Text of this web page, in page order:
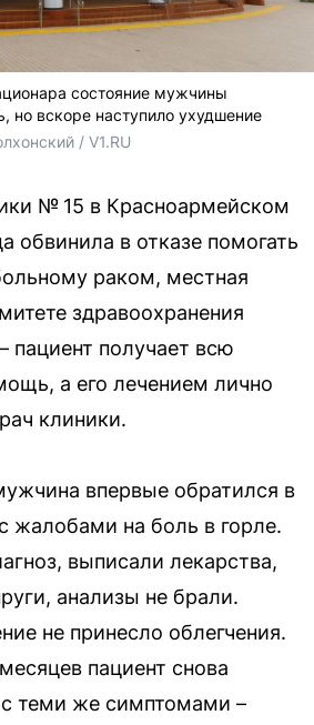
состояние мужчины
но вскоре наступило ухудшение
/ V1.RU
№ 15 в Красноармейском
обвинила в отказе помогать
раком, местная
здравоохранения
пациент получает всю
а его лечением лично
клиники.
впервые обратился в
жалобами на боль в горле.
выписали лекарства,
анализы не брали.
не принесло облегчения.
пациент снова
теми же симптомами –